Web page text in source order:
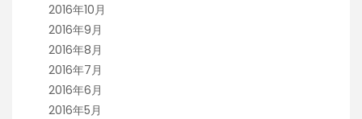
2016年10月
2016年9月
2016年8月
2016年7月
2016年6月
2016年5月